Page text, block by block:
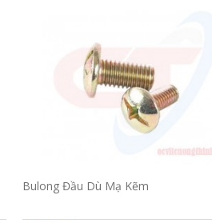
Bulong Đầu Dù Mạ Kẽm